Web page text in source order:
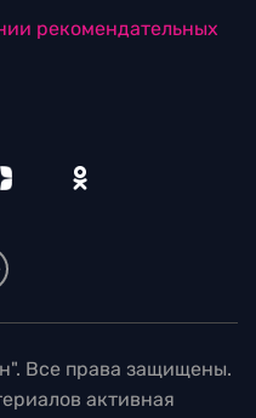
рекомендательных
Все права защищены.
активная